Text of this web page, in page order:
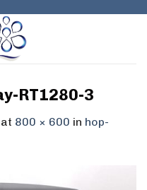
RT1280-3
at 800 × 600 in hop-